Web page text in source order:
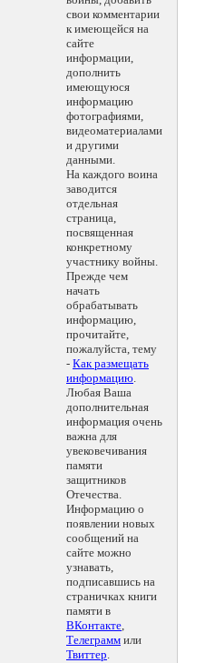
свои комментарии
к имеющейся на
сайте
информации,
дополнить
имеющуюся
информацию
фотографиями,
видеоматериалами
и другими
данными.
На каждого воина
заводится
отдельная
страница,
посвященная
конкретному
участнику войны.
Прежде чем
начать
обрабатывать
информацию,
прочитайте,
пожалуйста, тему
- Как размещать
информацию.
Любая Ваша
дополнительная
информация очень
важна для
увековечивания
памяти
защитников
Отечества.
Информацию о
появлении новых
сообщений на
сайте можно
узнавать,
подписавшись на
страничках книги
памяти в
ВКонтакте,
Телеграмм или
Твиттер.